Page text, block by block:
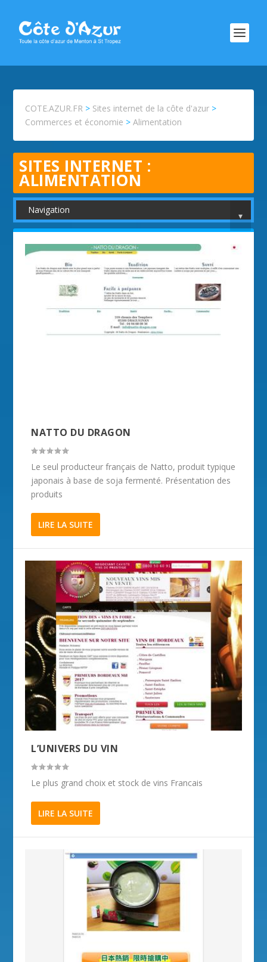
COTE.AZUR.FR > Sites internet de la côte d'azur >
Commerces et économie >Alimentation
SITES INTERNET :
ALIMENTATION
Navigation
▾
NATTO DU DRAGON
Le seul producteur français de Natto, produit typique
japonais à base de soja fermenté. Présentation des
produits
LIRE LA SUITE
L’UNIVERS DU VIN
Le plus grand choix et stock de vins Francais
LIRE LA SUITE